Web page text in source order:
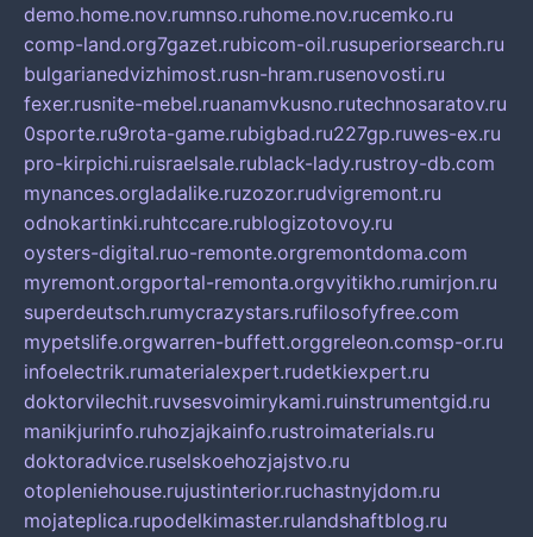
demo.home.nov.rumnso.ruhome.nov.rucemko.ru
comp-land.org7gazet.rubicom-oil.rusuperiorsearch.ru
bulgarianedvizhimost.rusn-hram.rusenovosti.ru
fexer.rusnite-mebel.ruanamvkusno.rutechnosaratov.ru
0sporte.ru9rota-game.rubigbad.ru227gp.ruwes-ex.ru
pro-kirpichi.ruisraelsale.rublack-lady.rustroy-db.com
mynances.orgladalike.ruzozor.rudvigremont.ru
odnokartinki.ruhtccare.rublogizotovoy.ru
oysters-digital.ruo-remonte.orgremontdoma.com
myremont.orgportal-remonta.orgvyitikho.rumirjon.ru
superdeutsch.rumycrazystars.rufilosofyfree.com
mypetslife.orgwarren-buffett.orggreleon.comsp-or.ru
infoelectrik.rumaterialexpert.rudetkiexpert.ru
doktorvilechit.ruvsesvoimirykami.ruinstrumentgid.ru
manikjurinfo.ruhozjajkainfo.rustroimaterials.ru
doktoradvice.ruselskoehozjajstvo.ru
otopleniehouse.rujustinterior.ruchastnyjdom.ru
mojateplica.rupodelkimaster.rulandshaftblog.ru